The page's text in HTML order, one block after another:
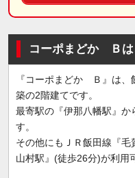
コーポまどか Ｂは
『コーポまどか Ｂ』は、
築の2階建てです。
最寄駅の『伊那八幡駅』か
す。
その他にもＪＲ飯田線『
山村駅』(徒歩26分)が利用